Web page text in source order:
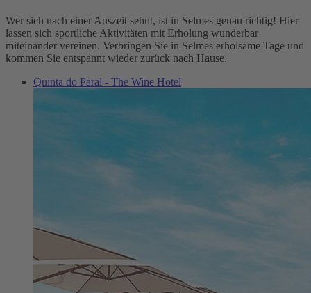
Wer sich nach einer Auszeit sehnt, ist in Selmes genau richtig! Hier
lassen sich sportliche Aktivitäten mit Erholung wunderbar
miteinander vereinen. Verbringen Sie in Selmes erholsame Tage und
kommen Sie entspannt wieder zurück nach Hause.
Quinta do Paral - The Wine Hotel